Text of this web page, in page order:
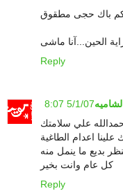
باك حجى مطقوق
الحين...آنا ماشى
Reply
علي سلامتك
علينا اعدام الطاغية
بديع ما ينمل منه
كل عام وانت بخير
Reply